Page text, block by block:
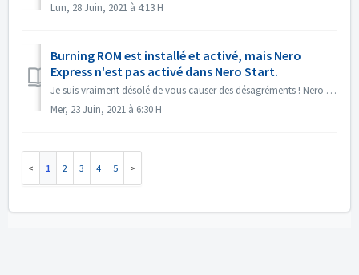
Lun, 28 Juin, 2021 à 4:13 H
Burning ROM est installé et activé, mais Nero
Express n'est pas activé dans Nero Start.
Je suis vraiment désolé de vous causer des désagréments ! Nero Express n'est pas contenu dans le produit autonome Nero BurningRom. Nero Express est ve...
Mer, 23 Juin, 2021 à 6:30 H
1 2 3 4 5